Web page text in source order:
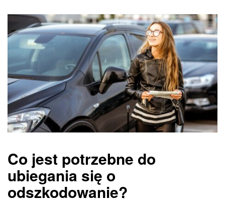
Co jest potrzebne do
ubiegania się o
odszkodowanie?